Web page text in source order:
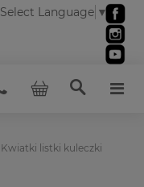
Select Language ▼
Kwiatki listki kuleczki